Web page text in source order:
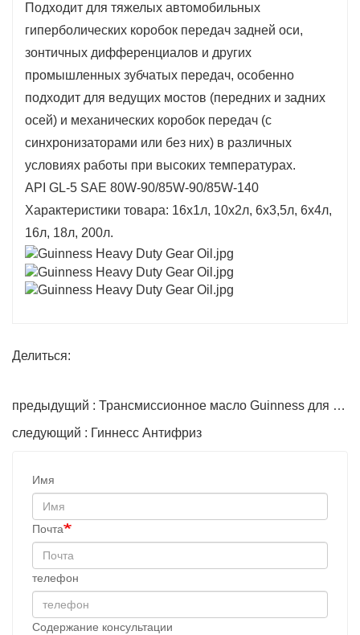
Подходит для тяжелых автомобильных
гиперболических коробок передач задней оси,
зонтичных дифференциалов и других
промышленных зубчатых передач, особенно
подходит для ведущих мостов (передних и задних
осей) и механических коробок передач (с
синхронизаторами или без них) в различных
условиях работы при высоких температурах.
API GL-5 SAE 80W-90/85W-90/85W-140
Характеристики товара: 16х1л, 10х2л, 6х3,5л, 6х4л,
16л, 18л, 200л.
Делиться:
предыдущий : Трансмиссионное масло Guinness для средних условий эксплуатации
следующий : Гиннесс Антифриз
Имя
Почта
телефон
Содержание консультации